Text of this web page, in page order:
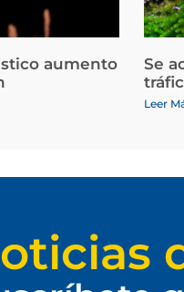
aumento
Se
Leer